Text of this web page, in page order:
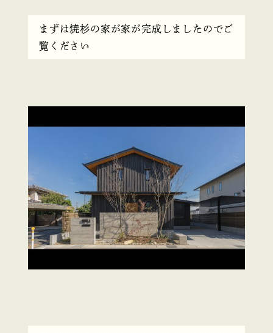
まずは焼杉の家が家が完成しましたのでご
覧ください